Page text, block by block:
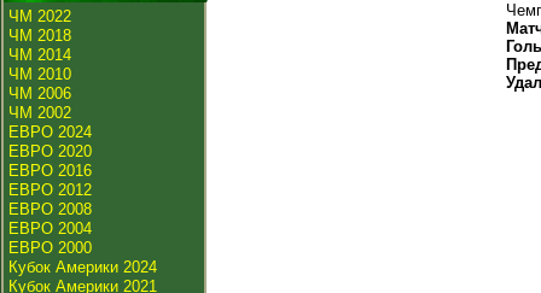
ЧМ 2022
ЧМ 2018
ЧМ 2014
ЧМ 2010
ЧМ 2006
ЧМ 2002
ЕВРО 2024
ЕВРО 2020
ЕВРО 2016
ЕВРО 2012
ЕВРО 2008
ЕВРО 2004
ЕВРО 2000
Кубок Америки 2024
Кубок Америки 2021